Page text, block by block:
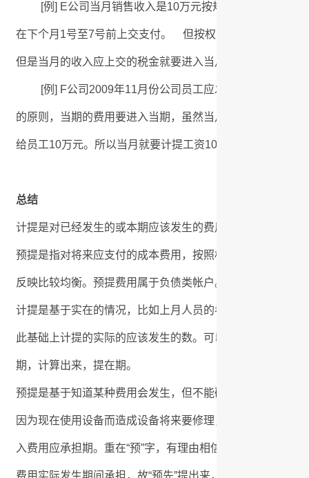
[例] E公司当月销售收入是10万元按规定要按3%上交税
在下个月1号至7号前上交支付。 但按权责发生制的原则，
但是当月的收入应上交的税金就要进入当月，所以当月就要
[例] F公司2009年11月份公司员工应发工资10万元，但
的原则，当期的费用要进入当期，虽然当月应付员工的工
给员工10万元。所以当月就要计提工资10万元。
总结
计提是对已经发生的或本期应该发生的费用在受益期间入成
预提是指对将来应支付的成本费用，按照权责发生制原则
反映比较均衡。预提费用属于负债类帐户。
计提是基于实在的情况，比如上月人员的考勤和其他薪资
此基础上计提的实际的应该发生的数。可以这样理解，计提
期，计算出来，提在期。
预提是基于知道某种费用会发生，但不能确切发生数，但
因为现在使用设备而造成设备将来要修理，为体现权责发
入费用应承担期。重在“预”字，有理由相信它会发生，但
费用实际发生期间承担，故“预先”提出来，计入相应期。